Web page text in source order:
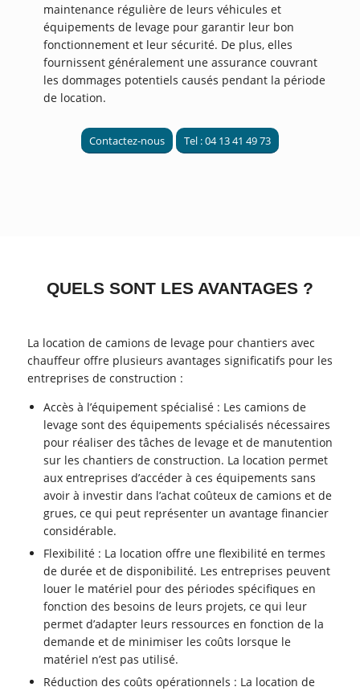
maintenance régulière de leurs véhicules et
équipements de levage pour garantir leur bon
fonctionnement et leur sécurité. De plus, elles
fournissent généralement une assurance couvrant
les dommages potentiels causés pendant la période
de location.
Contactez-nous Tel : 04 13 41 49 73
QUELS SONT LES AVANTAGES ?
La location de camions de levage pour chantiers avec
chauffeur offre plusieurs avantages significatifs pour les
entreprises de construction :
Accès à l’équipement spécialisé : Les camions de
levage sont des équipements spécialisés nécessaires
pour réaliser des tâches de levage et de manutention
sur les chantiers de construction. La location permet
aux entreprises d’accéder à ces équipements sans
avoir à investir dans l’achat coûteux de camions et de
grues, ce qui peut représenter un avantage financier
considérable.
Flexibilité : La location offre une flexibilité en termes
de durée et de disponibilité. Les entreprises peuvent
louer le matériel pour des périodes spécifiques en
fonction des besoins de leurs projets, ce qui leur
permet d’adapter leurs ressources en fonction de la
demande et de minimiser les coûts lorsque le
matériel n’est pas utilisé.
Réduction des coûts opérationnels : La location de